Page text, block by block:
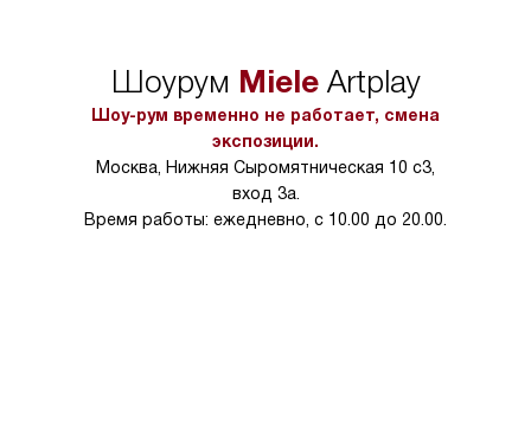
в условиях
тарифы на услуги
Шоурум MieleArtplay
Шоу-рум временно не работает, смена
экспозиции.
Москва, Нижняя Сыромятническая 10 с3,
вход 3а.
Время работы: ежедневно, с 10.00 до 20.00.